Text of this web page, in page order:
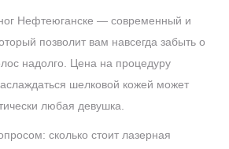
Нефтеюганске — современный и
позволит вам навсегда забыть о
надолго. Цена на процедуру
шелковой кожей может
любая девушка.
сколько стоит лазерная